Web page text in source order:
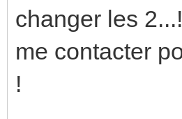
changer les 2...!
me contacter
!